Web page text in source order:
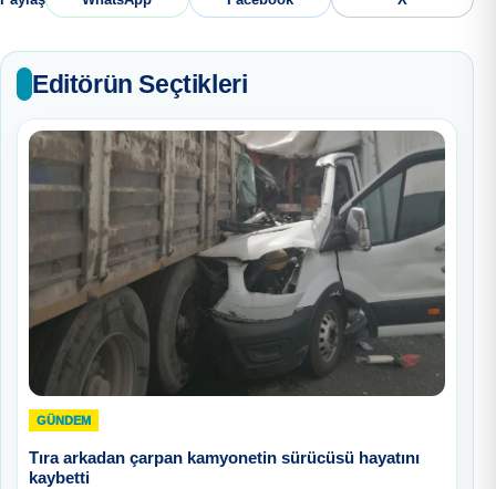
Editörün Seçtikleri
GÜNDEM
Tıra arkadan çarpan kamyonetin sürücüsü hayatını
kaybetti